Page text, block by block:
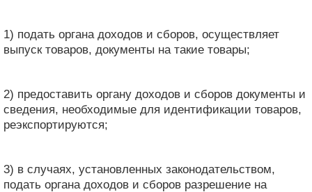
1) подать органа доходов и сборов, осуществляет
выпуск товаров, документы на такие товары;
2) предоставить органу доходов и сборов документы и
сведения, необходимые для идентификации товаров,
реэкспортируются;
3) в случаях, установленных законодательством,
подать органа доходов и сборов разрешение на